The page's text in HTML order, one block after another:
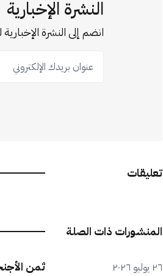
النشرة الإخبارية
انضم إلى النشرة
عنوان بريدك الإلكتروني
تعليقات
المنشورات ذات الصلة
٢٦ يوليو ٢٠٢٦ ثمن